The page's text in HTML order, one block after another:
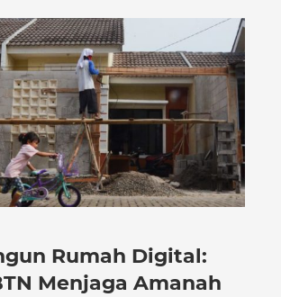
Rumah Digital:
Menjaga Amanah